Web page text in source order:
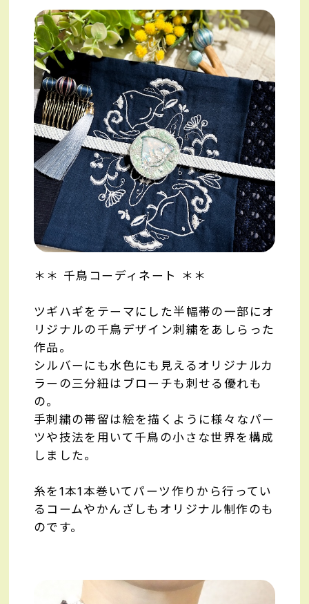
＊＊ 千鳥コーディネート ＊＊
ツギハギをテーマにした半幅帯の一部にオ
リジナルの千鳥デザイン刺繍をあしらった
作品。
シルバーにも水色にも見えるオリジナルカ
ラーの三分紐はブローチも刺せる優れも
の。
手刺繍の帯留は絵を描くように様々なパー
ツや技法を用いて千鳥の小さな世界を構成
しました。
糸を1本1本巻いてパーツ作りから行ってい
るコームやかんざしもオリジナル制作のも
のです。